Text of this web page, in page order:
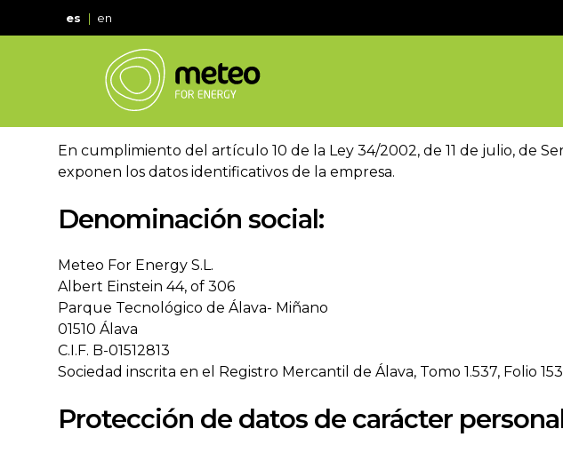
es en
En cumplimiento del artículo 10 de la Ley 34/2002, de 11 de julio, de
exponen los datos identificativos de la empresa.
Denominación social:
Meteo For Energy S.L.
Albert Einstein 44, of 306
Parque Tecnológico de Álava- Miñano
01510 Álava
C.I.F. B-01512813
Sociedad inscrita en el Registro Mercantil de Álava, Tomo 1.537, Folio
Protección de datos de carácter